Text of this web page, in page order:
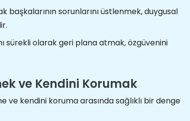
başkalarının sorunlarını üstlenmek, duygusal
sürekli olarak geri plana atmak, özgüvenini
ve Kendini Korumak
ve kendini koruma arasında sağlıklı bir denge